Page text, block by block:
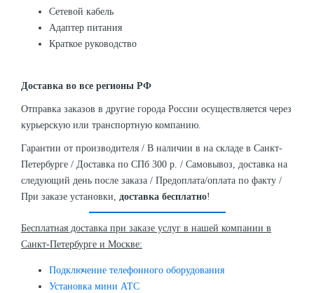
Сетевой кабель
Адаптер питания
Краткое руководство
Доставка во все регионы РФ
Отправка заказов в другие города России осуществляется через
курьерскую или транспортную компанию.
Гарантии от производителя / В наличии в на складе в Санкт-
Петербурге / Доставка по СПб 300 р. / Самовывоз, доставка на
следующий день после заказа / Предоплата/оплата по факту /
При заказе установки, доставка бесплатно!
Бесплатная доставка при заказе услуг в нашей компании в
Санкт-Петербурге и Москве:
Подключение телефонного оборудования
Установка мини АТС